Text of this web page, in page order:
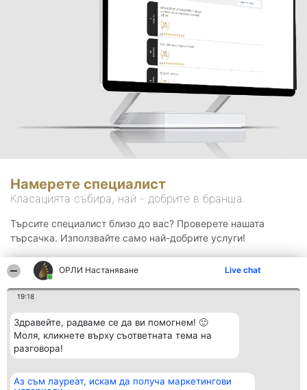
ОРЛИ Настаняване Live chat
19:18
Здравейте, радваме се да ви помогнем! 🙂
Моля, кликнете върху съответната тема на
разговора!
Аз съм лауреат, искам да получа маркетингови
Намерете специалист
Класацията събира, най - добрите в бранша.
Търсите специалист близо до вас? Проверете нашата
търсачка. Използвайте само най-добрите услуги!
Организатор на
Класация Контакти